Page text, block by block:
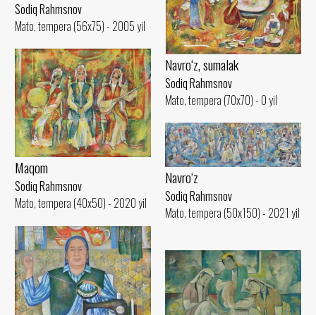
Sodiq Rahmsnov
Mato, tempera (56x75) - 2005 yil
Navro‘z, sumalak
Sodiq Rahmsnov
Mato, tempera (70x70) - 0 yil
Maqom
Sodiq Rahmsnov
Mato, tempera (40x50) - 2020 yil
Navro‘z
Sodiq Rahmsnov
Mato, tempera (50x150) - 2021 yil